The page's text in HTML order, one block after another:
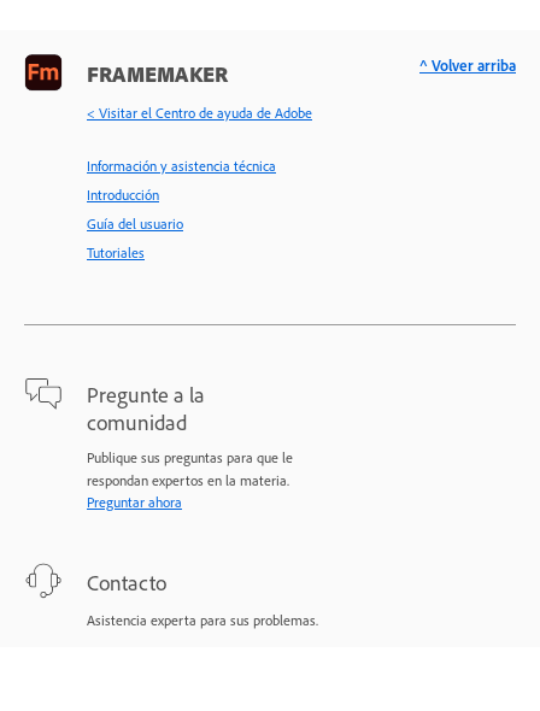
FRAMEMAKER
< Visitar el Centro de ayuda de Adobe
Información y asistencia técnica
Introducción
Guía del usuario
Tutoriales
Pregunte a la
comunidad
Publique sus preguntas para que le
respondan expertos en la materia.
Preguntar ahora
Contacto
Asistencia experta para sus problemas.
^ Volver arriba